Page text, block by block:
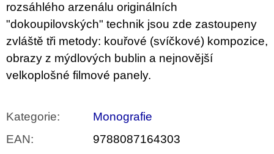
rozsáhlého arzenálu originálních
"dokoupilovských" technik jsou zde zastoupeny
zvláště tři metody: kouřové (svíčkové) kompozice,
obrazy z mýdlových bublin a nejnovější
velkoplošné filmové panely.
Kategorie:
Monografie
EAN: 9788087164303